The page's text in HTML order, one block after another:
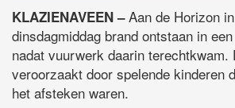
KLAZIENAVEEN –Aan de Horizon
dinsdagmiddag brand ontstaan in
nadat vuurwerk daarin terechtkwam.
veroorzaakt door spelende kinderen
het afsteken waren.